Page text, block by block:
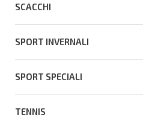
SCACCHI
SPORT INVERNALI
SPORT SPECIALI
TENNIS